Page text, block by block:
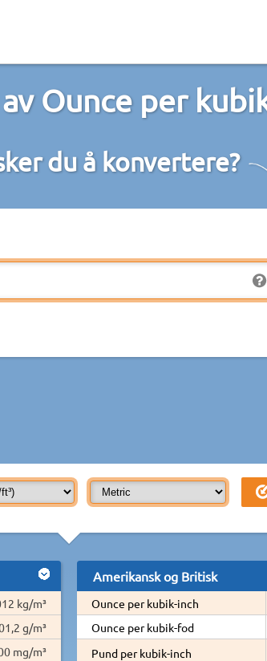
Ounce per
du å konvertere?
kg/m³
g/m³
mg/m³
Amerikansk og Britisk
Ounce per kubik-inch
Ounce per kubik-fod
Pund per kubik-inch